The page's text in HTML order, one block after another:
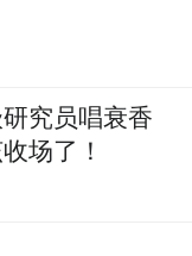
究员唱衰香
场了！